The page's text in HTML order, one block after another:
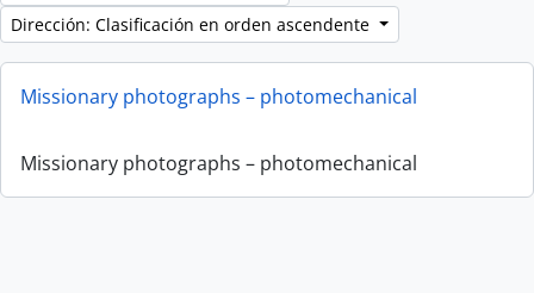
Dirección: Clasificación en orden ascendente
Missionary photographs – photomechanical
Missionary photographs – photomechanical